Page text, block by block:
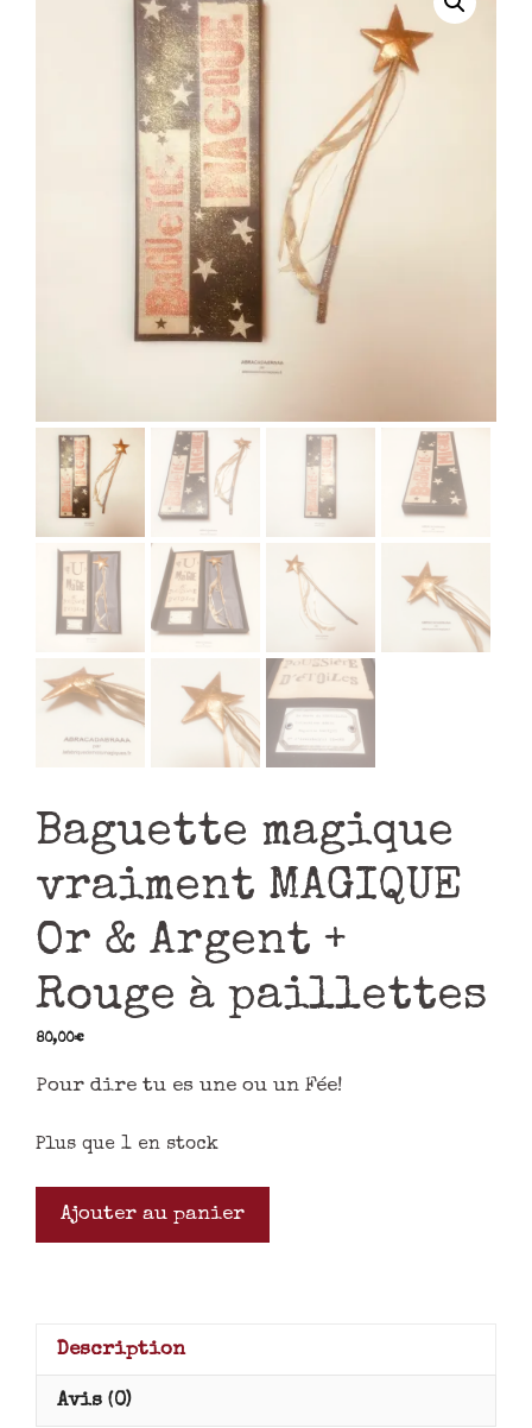
Baguette magique
vraiment MAGIQUE
Or & Argent +
Rouge à paillettes
80,00€
Pour dire tu es une ou un Fée!
Plus que 1 en stock
Ajouter au panier
Description
Avis (0)